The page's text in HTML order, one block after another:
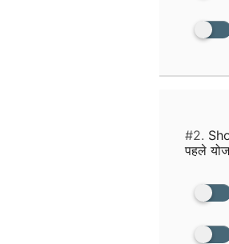
#2.
पहले